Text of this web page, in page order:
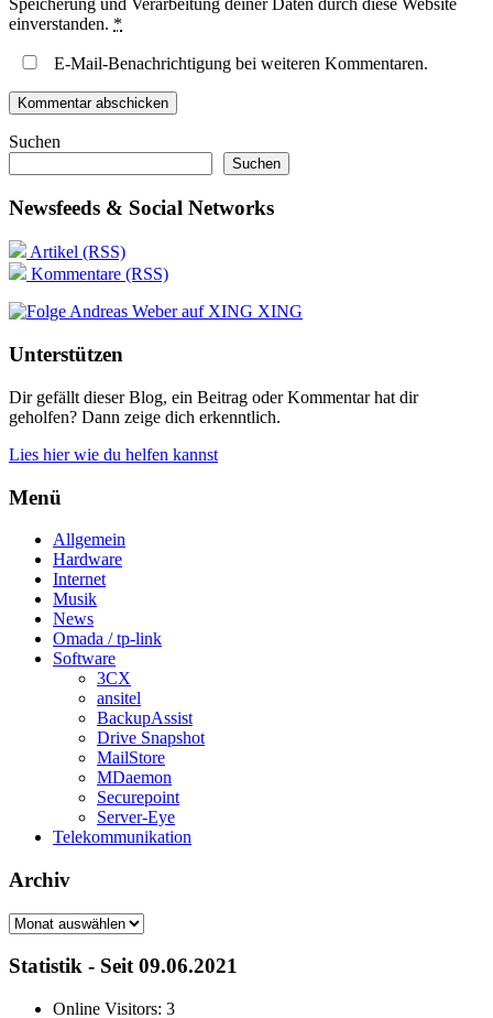
Speicherung und Verarbeitung deiner Daten durch diese Website
einverstanden. *
E-Mail-Benachrichtigung bei weiteren Kommentaren.
Suchen
Suchen
Newsfeeds & Social Networks
Artikel (RSS)
Kommentare (RSS)
XING
Unterstützen
Dir gefällt dieser Blog, ein Beitrag oder Kommentar hat dir
geholfen? Dann zeige dich erkenntlich.
Lies hier wie du helfen kannst
Menü
Allgemein
Hardware
Internet
Musik
News
Omada / tp-link
Software
3CX
ansitel
BackupAssist
Drive Snapshot
MailStore
MDaemon
Securepoint
Server-Eye
Telekommunikation
Archiv
Archiv
Statistik - Seit 09.06.2021
Online Visitors: 3